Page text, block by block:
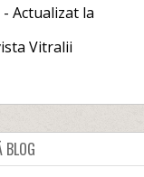
Actualizat la
Vitralii
BLOG